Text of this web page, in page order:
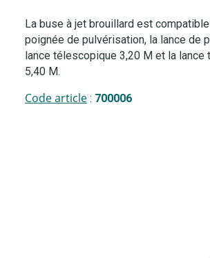
La buse à jet brouillard est
poignée de pulvérisation, la lance de
lance télescopique 3,20 M et la
5,40 M.
Code article: 700006